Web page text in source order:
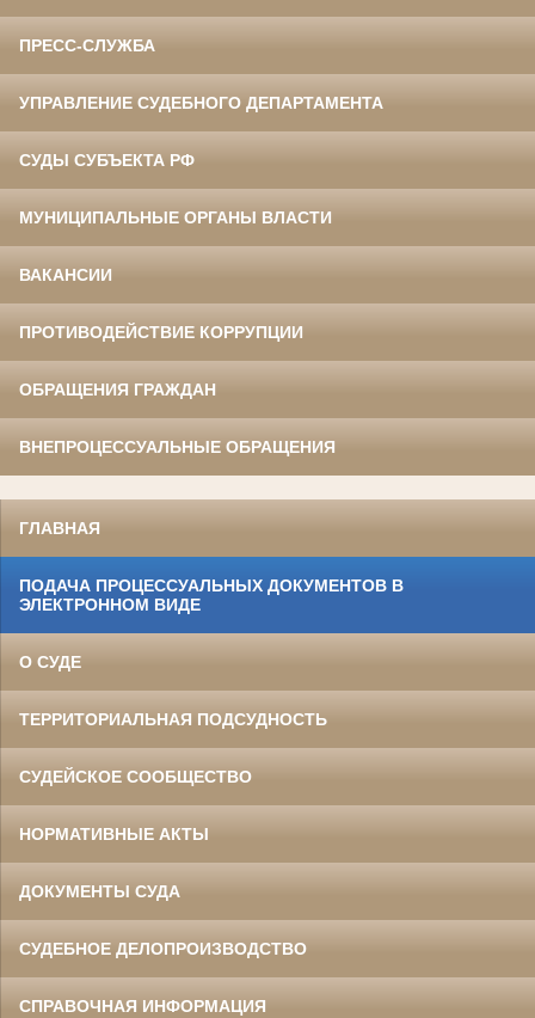
ПРЕСС-СЛУЖБА
УПРАВЛЕНИЕ СУДЕБНОГО ДЕПАРТАМЕНТА
СУДЫ СУБЪЕКТА РФ
МУНИЦИПАЛЬНЫЕ ОРГАНЫ ВЛАСТИ
ВАКАНСИИ
ПРОТИВОДЕЙСТВИЕ КОРРУПЦИИ
ОБРАЩЕНИЯ ГРАЖДАН
ВНЕПРОЦЕССУАЛЬНЫЕ ОБРАЩЕНИЯ
ГЛАВНАЯ
ПОДАЧА ПРОЦЕССУАЛЬНЫХ ДОКУМЕНТОВ В
ЭЛЕКТРОННОМ ВИДЕ
О СУДЕ
ТЕРРИТОРИАЛЬНАЯ ПОДСУДНОСТЬ
СУДЕЙСКОЕ СООБЩЕСТВО
НОРМАТИВНЫЕ АКТЫ
ДОКУМЕНТЫ СУДА
СУДЕБНОЕ ДЕЛОПРОИЗВОДСТВО
СПРАВОЧНАЯ ИНФОРМАЦИЯ